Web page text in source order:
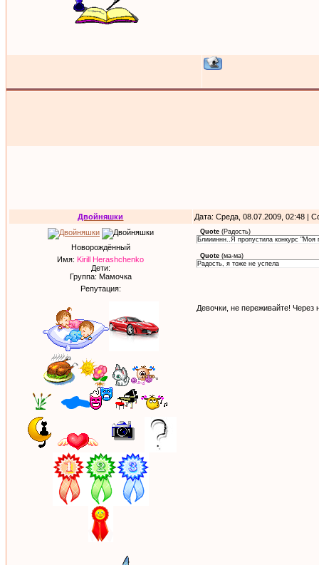
Двойняшки Дата: Среда, 08.07.2009, 02:48 |
Новорождённый
Имя: Kirill Herashchenko
Дети:
Группа: Мамочка
Репутация:
Quote (Радость)
Блиииннн..Я пропустила конкурс "Моя
Quote (ма-ма)
Радость, я тоже не успела
Девочки, не переживайте!